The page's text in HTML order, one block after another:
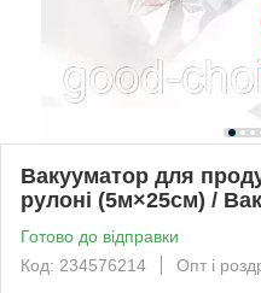
Вакууматор для
рулоні (5м×25см) /
Готово до відправки
Код: 234576214
Опт і